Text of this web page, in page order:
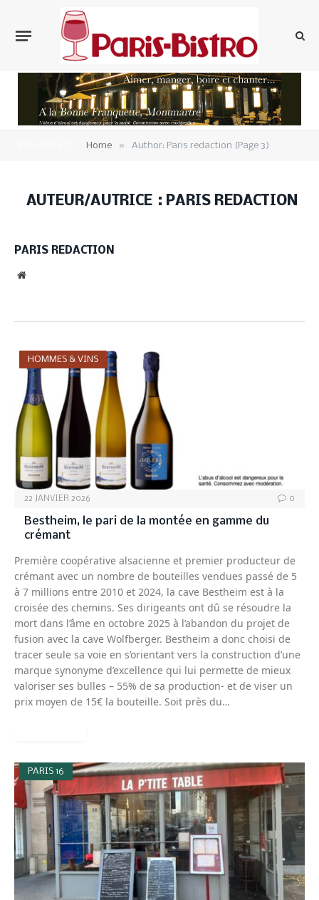
Home » Author: Paris redaction (Page 3)
AUTEUR/AUTRICE : PARIS REDACTION
PARIS REDACTION
Website
HOMMES & VINS
22 JANVIER 2026 0
Bestheim, le pari de la montée en gamme du
crémant
Première coopérative alsacienne et premier producteur de
crémant avec un nombre de bouteilles vendues passé de 5
à 7 millions entre 2010 et 2024, la cave Bestheim est à la
croisée des chemins. Ses dirigeants ont dû se résoudre la
mort dans l’âme en octobre 2025 à l’abandon du projet de
fusion avec la cave Wolfberger. Bestheim a donc choisi de
tracer seule sa voie en s’orientant vers la construction d’une
marque synonyme d’excellence qui lui permette de mieux
valoriser ses bulles – 55% de sa production- et de viser un
prix moyen de 15€ la bouteille. Soit près du…
PARIS 16